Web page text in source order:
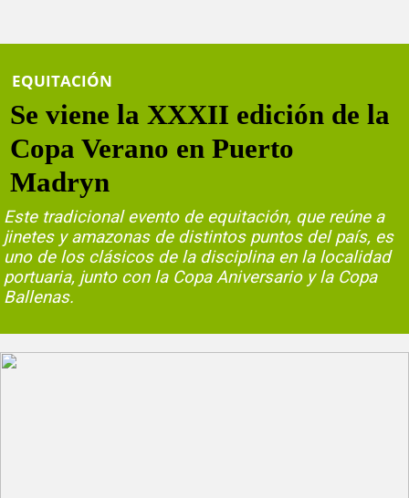
EQUITACIÓN
Se viene la XXXII edición de la
Copa Verano en Puerto
Madryn
Este tradicional evento de equitación, que reúne a
jinetes y amazonas de distintos puntos del país, es
uno de los clásicos de la disciplina en la localidad
portuaria, junto con la Copa Aniversario y la Copa
Ballenas.